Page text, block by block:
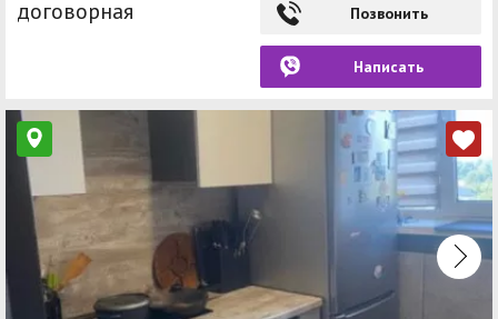
договорная Позвонить
Написать